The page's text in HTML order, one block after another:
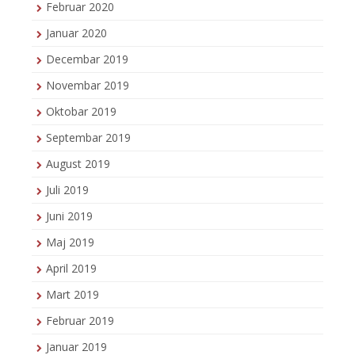
Februar 2020
Januar 2020
Decembar 2019
Novembar 2019
Oktobar 2019
Septembar 2019
August 2019
Juli 2019
Juni 2019
Maj 2019
April 2019
Mart 2019
Februar 2019
Januar 2019